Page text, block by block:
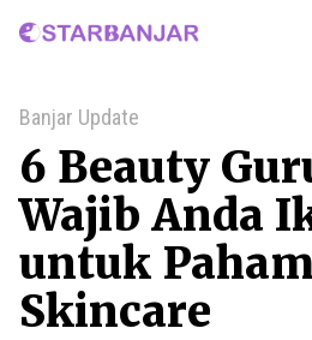
Home
Banjar Update
6 Beauty
Wajib Anda
untuk
Skincare